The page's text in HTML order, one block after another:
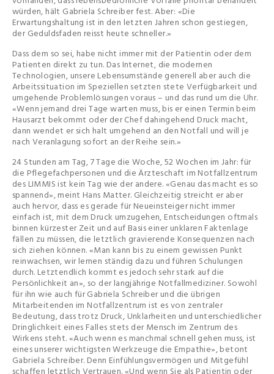
würden, hält Gabriela Schreiber fest. Aber: «Die
Erwartungshaltung ist in den letzten Jahren schon gestiegen,
der Geduldsfaden reisst heute schneller.»
Dass dem so sei, habe nicht immer mit der Patientin oder dem
Patienten direkt zu tun. Das Internet, die modernen
Technologien, unsere Lebensumstände generell aber auch die
Arbeitssituation im Speziellen setzten stete Verfügbarkeit und
umgehende Problemlösungen voraus – und das rund um die Uhr.
«Wenn jemand drei Tage warten muss, bis er einen Termin beim
Hausarzt bekommt oder der Chef dahingehend Druck macht,
dann wendet er sich halt umgehend an den Notfall und will je
nach Veranlagung sofort an der Reihe sein.»
24 Stunden am Tag, 7 Tage die Woche, 52 Wochen im Jahr: für
die Pflegefachpersonen und die Ärzteschaft im Notfallzentrum
des LIMMIS ist kein Tag wie der andere. «Genau das macht es so
spannend», meint Hans Matter. Gleichzeitig streicht er aber
auch hervor, dass es gerade für Neueinsteiger nicht immer
einfach ist, mit dem Druck umzugehen, Entscheidungen oftmals
binnen kürzester Zeit und auf Basis einer unklaren Faktenlage
fällen zu müssen, die letztlich gravierende Konsequenzen nach
sich ziehen können. «Man kann bis zu einem gewissen Punkt
reinwachsen, wir lernen ständig dazu und führen Schulungen
durch. Letztendlich kommt es jedoch sehr stark auf die
Persönlichkeit an», so der langjährige Notfallmediziner. Sowohl
für ihn wie auch für Gabriela Schreiber und die übrigen
Mitarbeitenden im Notfallzentrum ist es von zentraler
Bedeutung, dass trotz Druck, Unklarheiten und unterschiedlicher
Dringlichkeit eines Falles stets der Mensch im Zentrum des
Wirkens steht. «Auch wenn es manchmal schnell gehen muss, ist
eines unserer wichtigsten Werkzeuge die Empathie», betont
Gabriela Schreiber. Denn Einfühlungsvermögen und Mitgefühl
schaffen letztlich Vertrauen. «Und wenn Sie als Patientin oder